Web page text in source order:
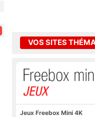
VOS SITES
Jeux Freebox Mini 4K